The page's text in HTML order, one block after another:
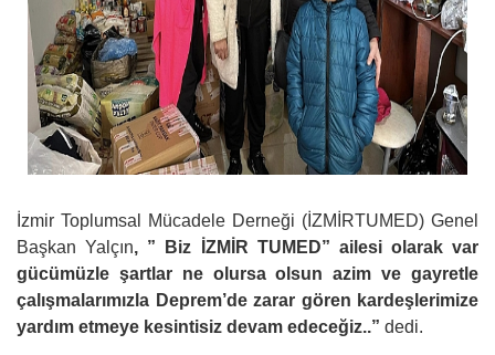
İzmir Toplumsal Mücadele Derneği (İZMİRTUMED) Genel
Başkan Yalçın, ” Biz İZMİR TUMED” ailesi olarak var
gücümüzle şartlar ne olursa olsun azim ve gayretle
çalışmalarımızla Deprem’de zarar gören kardeşlerimize
yardım etmeye kesintisiz devam edeceğiz..” dedi.